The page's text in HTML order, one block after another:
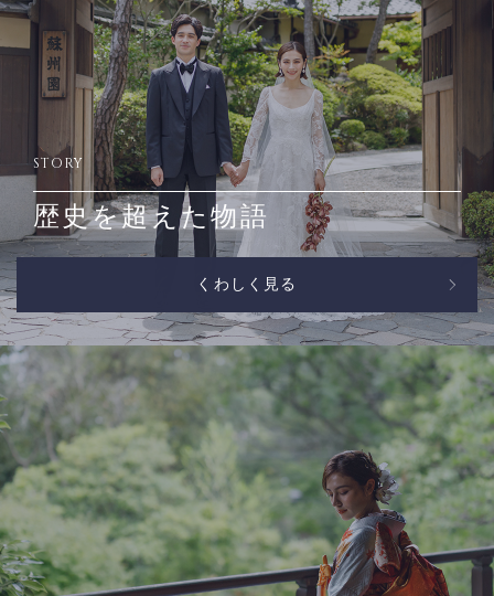
STORY
歴史を超えた物語
くわしく見る